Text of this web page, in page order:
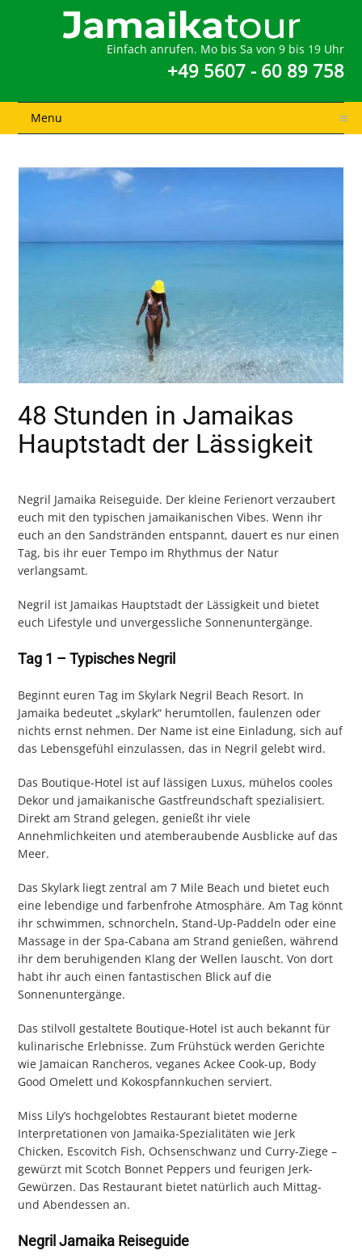
Einfach anrufen. Mo bis Sa von 9 bis 19 Uhr
+49 5607 - 60 89 758
Menu
48 Stunden in Jamaikas
Hauptstadt der Lässigkeit
Negril Jamaika Reiseguide. Der kleine Ferienort verzaubert
euch mit den typischen jamaikanischen Vibes. Wenn ihr
euch an den Sandstränden entspannt, dauert es nur einen
Tag, bis ihr euer Tempo im Rhythmus der Natur
verlangsamt.
Negril ist Jamaikas Hauptstadt der Lässigkeit und bietet
euch Lifestyle und unvergessliche Sonnenuntergänge.
Tag 1 – Typisches Negril
Beginnt euren Tag im Skylark Negril Beach Resort. In
Jamaika bedeutet „skylark“ herumtollen, faulenzen oder
nichts ernst nehmen. Der Name ist eine Einladung, sich auf
das Lebensgefühl einzulassen, das in Negril gelebt wird.
Das Boutique-Hotel ist auf lässigen Luxus, mühelos cooles
Dekor und jamaikanische Gastfreundschaft spezialisiert.
Direkt am Strand gelegen, genießt ihr viele
Annehmlichkeiten und atemberaubende Ausblicke auf das
Meer.
Das Skylark liegt zentral am 7 Mile Beach und bietet euch
eine lebendige und farbenfrohe Atmosphäre. Am Tag könnt
ihr schwimmen, schnorcheln, Stand-Up-Paddeln oder eine
Massage in der Spa-Cabana am Strand genießen, während
ihr dem beruhigenden Klang der Wellen lauscht. Von dort
habt ihr auch einen fantastischen Blick auf die
Sonnenuntergänge.
Das stilvoll gestaltete Boutique-Hotel ist auch bekannt für
kulinarische Erlebnisse. Zum Frühstück werden Gerichte
wie Jamaican Rancheros, veganes Ackee Cook-up, Body
Good Omelett und Kokospfannkuchen serviert.
Miss Lily’s hochgelobtes Restaurant bietet moderne
Interpretationen von Jamaika-Spezialitäten wie Jerk
Chicken, Escovitch Fish, Ochsenschwanz und Curry-Ziege –
gewürzt mit Scotch Bonnet Peppers und feurigen Jerk-
Gewürzen. Das Restaurant bietet natürlich auch Mittag-
und Abendessen an.
Negril Jamaika Reiseguide